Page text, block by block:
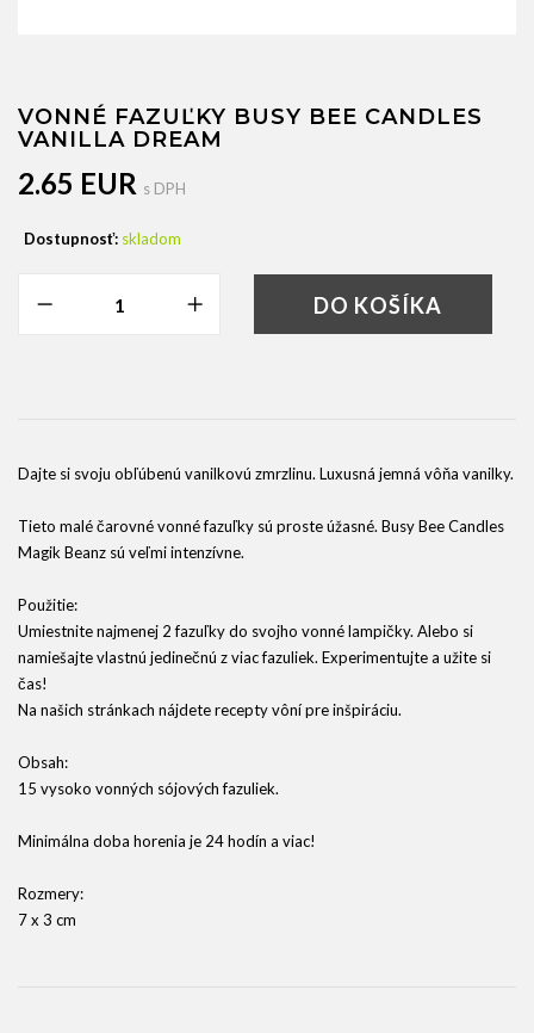
VONNÉ FAZUĽKY BUSY BEE CANDLES
VANILLA DREAM
2.65 EUR s DPH
Dostupnosť: skladom
DO KOŠÍKA
Dajte si svoju obľúbenú vanilkovú zmrzlinu. Luxusná jemná vôňa vanilky.
Tieto malé čarovné vonné fazuľky sú proste úžasné. Busy Bee Candles
Magik Beanz sú veľmi intenzívne.
Použitie:
Umiestnite najmenej 2 fazuľky do svojho vonné lampičky. Alebo si
namiešajte vlastnú jedinečnú z viac fazuliek. Experimentujte a užite si
čas!
Na našich stránkach nájdete recepty vôní pre inšpiráciu.
Obsah:
15 vysoko vonných sójových fazuliek.
Minimálna doba horenia je 24 hodín a viac!
Rozmery:
7 x 3 cm